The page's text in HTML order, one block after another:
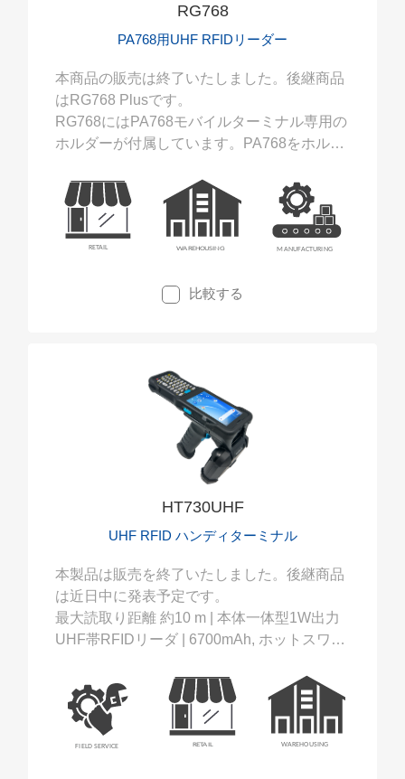
RG768
PA768用UHF RFIDリーダー
本商品の販売は終了いたしました。後継商品
はRG768 Plusです。
RG768にはPA768モバイルターミナル専用の
ホルダーが付属しています。PA768をホルダ
はバーコードとUHF RFIDの両方の読み取り
が可能になります。
比較する
HT730UHF
UHF RFID ハンディターミナル
本製品は販売を終了いたしました。後継商品
は近日中に発表予定です。
最大読取り距離 約10 m | 本体一体型1W出力
UHF帯RFIDリーダ | 6700mAh, ホットスワッ